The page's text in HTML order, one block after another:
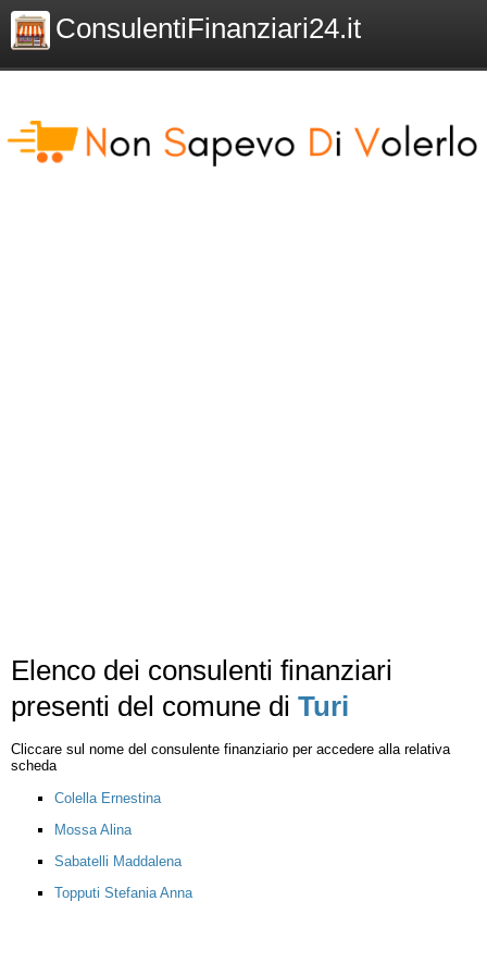
ConsulentiFinanziari24.it
Elenco dei consulenti finanziari
presenti del comune di Turi
Cliccare sul nome del consulente finanziario per accedere alla relativa
scheda
Colella Ernestina
Mossa Alina
Sabatelli Maddalena
Topputi Stefania Anna